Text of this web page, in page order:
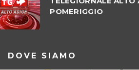
POMERIGGIO
DOVE SIAMO